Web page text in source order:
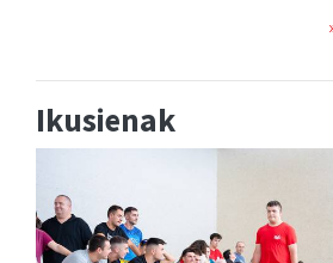
Ikusienak